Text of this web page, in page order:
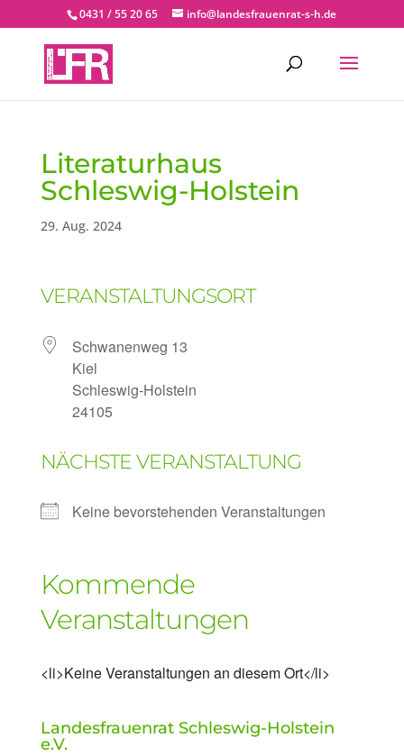
0431 / 55 20 65 info@landesfrauenrat-s-h.de
Literaturhaus
Schleswig-Holstein
29. Aug. 2024
VERANSTALTUNGSORT
Schwanenweg 13
Kiel
Schleswig-Holstein
24105
NÄCHSTE VERANSTALTUNG
Keine bevorstehenden Veranstaltungen
Kommende
Veranstaltungen
<li>Keine Veranstaltungen an diesem Ort</li>
Landesfrauenrat Schleswig-Holstein
e.V.